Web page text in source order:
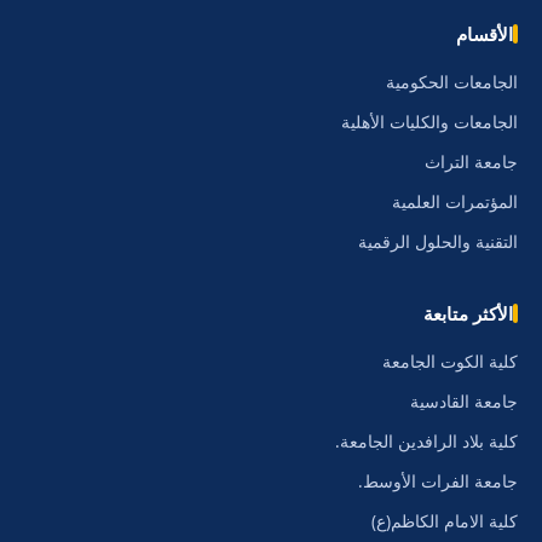
الأقسام
الجامعات الحكومية
الجامعات والكليات الأهلية
جامعة التراث
المؤتمرات العلمية
التقنية والحلول الرقمية
الأكثر متابعة
كلية الكوت الجامعة
جامعة القادسية
كلية بلاد الرافدين الجامعة.
جامعة الفرات الأوسط.
كلية الامام الكاظم(ع)